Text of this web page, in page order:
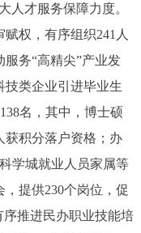
人才服务保障力度。
权，有序组织241人
务“高精尖”产业发
技类企业引进毕业生
名，其中，博士硕
获积分落户资格；办
学城就业人员家属等
提供230个岗位，促
序推进民办职业技能培